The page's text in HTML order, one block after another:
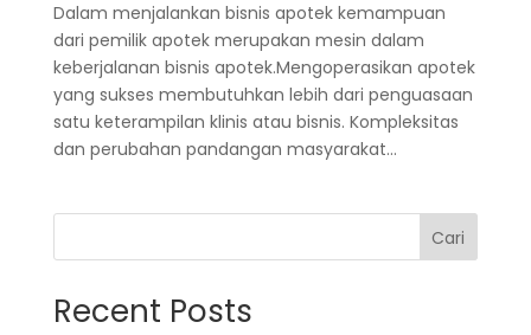
Dalam menjalankan bisnis apotek kemampuan
dari pemilik apotek merupakan mesin dalam
keberjalanan bisnis apotek.Mengoperasikan apotek
yang sukses membutuhkan lebih dari penguasaan
satu keterampilan klinis atau bisnis. Kompleksitas
dan perubahan pandangan masyarakat...
Cari
Recent Posts